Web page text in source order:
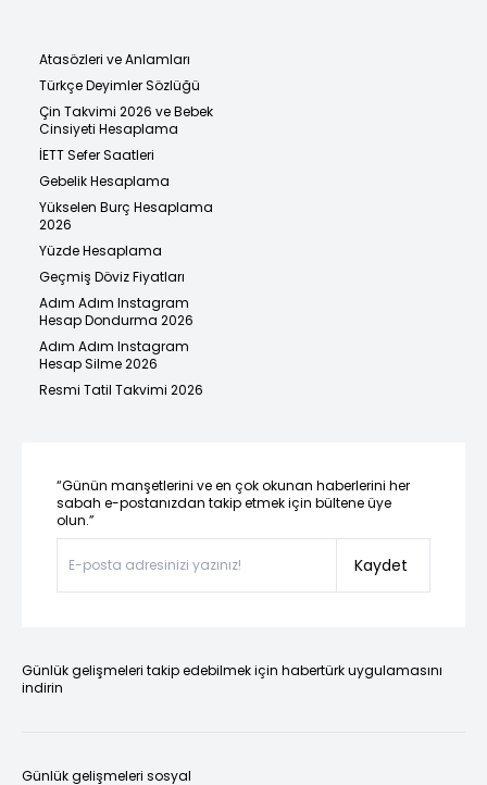
Atasözleri ve Anlamları
Türkçe Deyimler Sözlüğü
Çin Takvimi 2026 ve Bebek
Cinsiyeti Hesaplama
İETT Sefer Saatleri
Gebelik Hesaplama
Yükselen Burç Hesaplama
2026
Yüzde Hesaplama
Geçmiş Döviz Fiyatları
Adım Adım Instagram
Hesap Dondurma 2026
Adım Adım Instagram
Hesap Silme 2026
Resmi Tatil Takvimi 2026
“Günün manşetlerini ve en çok okunan haberlerini her
sabah e-postanızdan takip etmek için bültene üye
olun.”
Kaydet
Günlük gelişmeleri takip edebilmek için habertürk uygulamasını
indirin
Günlük gelişmeleri sosyal